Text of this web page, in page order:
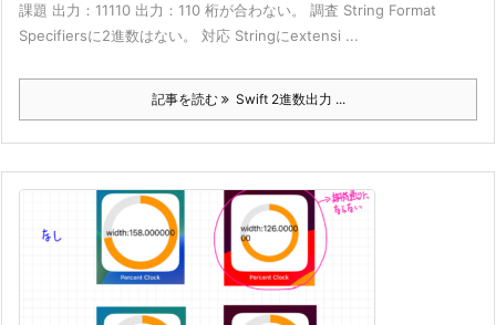
課題 出力：11110 出力：110 桁が合わない。 調査 String Format
Specifiersに2進数はない。 対応 Stringにextensi ...
記事を読む Swift 2進数出力 ...